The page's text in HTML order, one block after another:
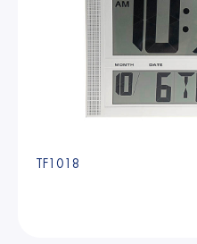
TF1018